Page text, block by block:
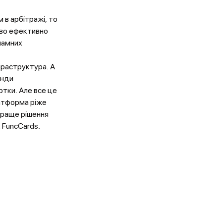
арбітражі, то
ефективно
А
Але все це
ріже
рішення
FuncCards.